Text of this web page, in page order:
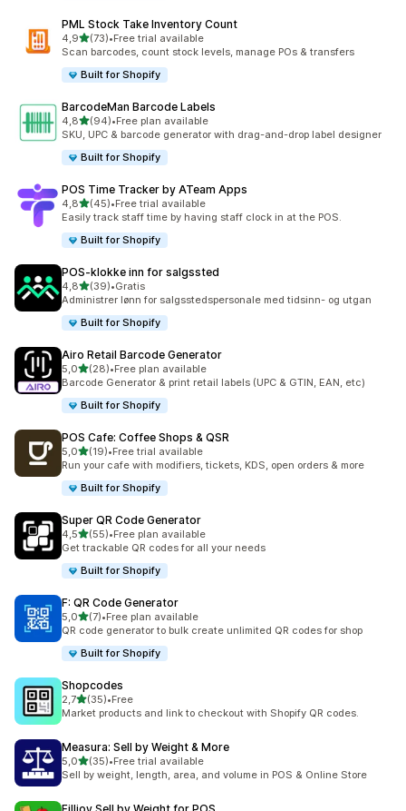
PML Stock Take Inventory Count
4,9av 5 stjerner
(73)
Totalt 73 omtaler
•Free trial available
Scan barcodes, count stock levels, manage POs & transfers
Built for Shopify
BarcodeMan Barcode Labels
4,8av 5 stjerner
(94)
Totalt 94 omtaler
•Free plan available
SKU, UPC & barcode generator with drag-and-drop label designer
Built for Shopify
POS Time Tracker by ATeam Apps
4,8av 5 stjerner
(45)
Totalt 45 omtaler
•Free trial available
Easily track staff time by having staff clock in at the POS.
Built for Shopify
POS‑klokke inn for salgssted
4,8av 5 stjerner
(39)
Totalt 39 omtaler
•Gratis
Administrer lønn for salgsstedspersonale med tidsinn- og utgan
Built for Shopify
Airo Retail Barcode Generator
5,0av 5 stjerner
(28)
Totalt 28 omtaler
•Free plan available
Barcode Generator & print retail labels (UPC & GTIN, EAN, etc)
Built for Shopify
POS Cafe: Coffee Shops & QSR
5,0av 5 stjerner
(19)
Totalt 19 omtaler
•Free trial available
Run your cafe with modifiers, tickets, KDS, open orders & more
Built for Shopify
Super QR Code Generator
4,5av 5 stjerner
(55)
Totalt 55 omtaler
•Free plan available
Get trackable QR codes for all your needs
Built for Shopify
F: QR Code Generator
5,0av 5 stjerner
(7)
Totalt 7 omtaler
•Free plan available
QR code generator to bulk create unlimited QR codes for shop
Built for Shopify
Shopcodes
2,7av 5 stjerner
(35)
Totalt 35 omtaler
•Free
Market products and link to checkout with Shopify QR codes.
Measura: Sell by Weight & More
5,0av 5 stjerner
(35)
Totalt 35 omtaler
•Free trial available
Sell by weight, length, area, and volume in POS & Online Store